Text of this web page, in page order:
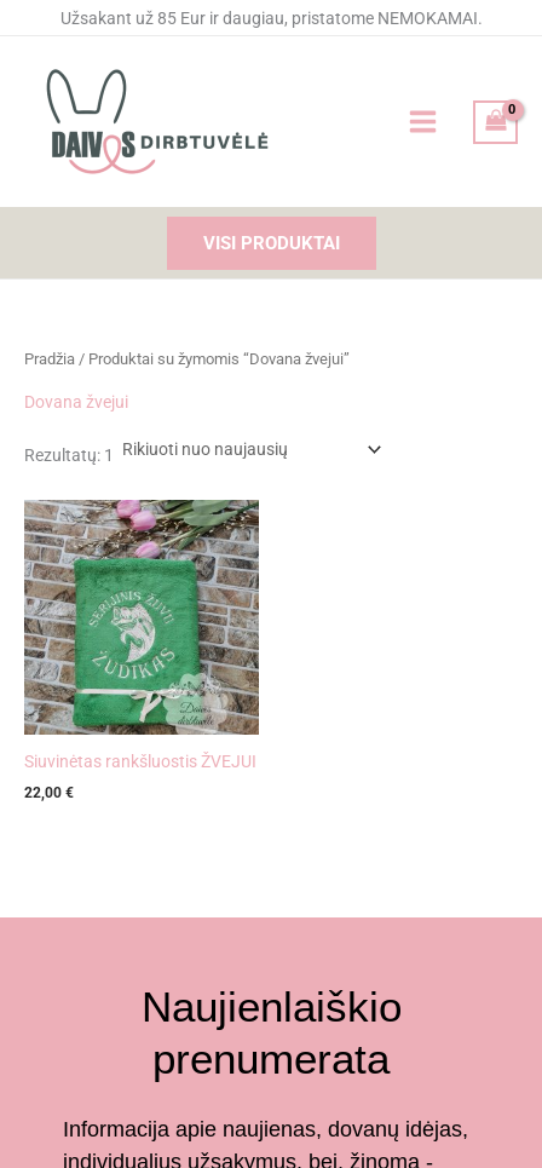
Užsakant už 85 Eur ir daugiau, pristatome NEMOKAMAI.
VISI PRODUKTAI
Pradžia / Produktai su žymomis “Dovana žvejui”
Dovana žvejui
Rezultatų: 1
Siuvinėtas rankšluostis ŽVEJUI
22,00 €
Naujienlaiškio
prenumerata
Informacija apie naujienas, dovanų idėjas,
individualius užsakymus, bei, žinoma -